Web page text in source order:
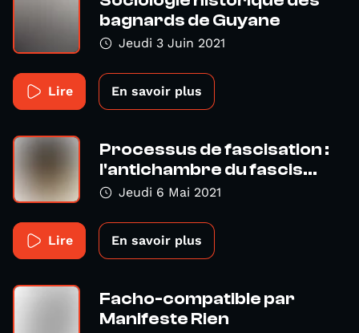
bagnards de Guyane
Jeudi 3 Juin 2021
Lire En savoir plus
Processus de fascisation :
l'antichambre du fascis...
Jeudi 6 Mai 2021
Lire En savoir plus
Facho-compatible par
Manifeste Rien